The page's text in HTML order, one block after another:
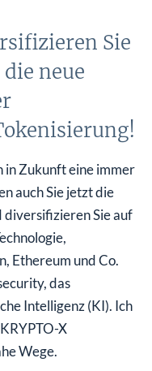
Sie
neue
Zukunft eine immer
auch Sie jetzt die
diversifizieren Sie auf
Ethereum und Co.
das
Intelligenz (KI). Ich
X
Wege.